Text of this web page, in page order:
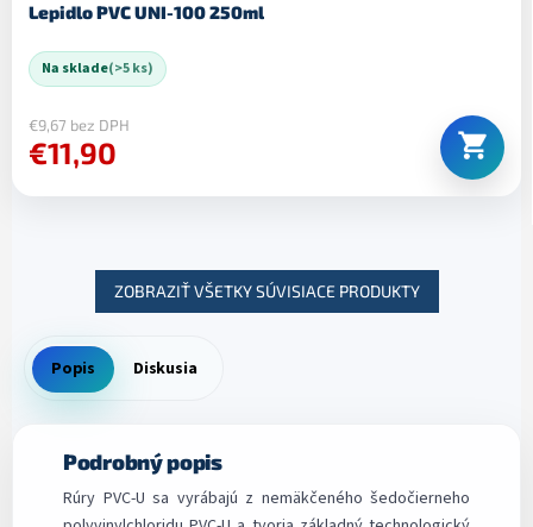
Lepidlo PVC UNI-100 250ml
Na sklade(>5 ks)
€9,67 bez DPH
€11,90
ZOBRAZIŤ VŠETKY SÚVISIACE PRODUKTY
Popis Diskusia
Podrobný popis
Rúry PVC-U sa vyrábajú z nemäkčeného šedočierneho